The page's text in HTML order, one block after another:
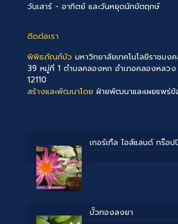
วันเสาร์ - อาทิตย์ และวันหยุดนักขัตฤกษ์
ติดต่อเรา
พิพิธภัณฑ์บัว มหาวิทยาลัยเทคโนโลยีราชมง
39 หมู่ที่ 1 ตำบลคลองหก อำเภอคลองหลว
12110
สร้างและพัฒนาโดย ฝ่ายพัฒนาและเผยแพร่ข้
เทอร์เทิ้ล ไอส์แลนด์ ทร๊อ
บััวทองลงยา